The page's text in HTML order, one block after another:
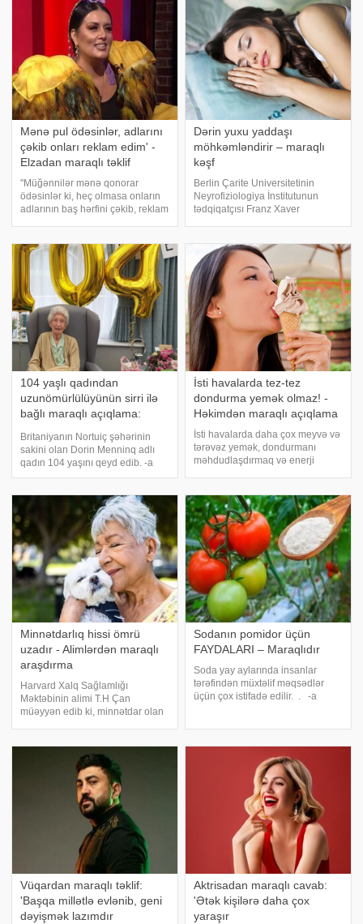
Mənə pul ödəsinlər, adlarını
çəkib onları reklam edim' -
Elzadan maraqlı təklif
"Müğənnilər mənə qonorar
ödəsinlər ki, heç olmasa onların
adlarının baş hərfini çəkib, reklam
deyib. O, məbləğ açıqlamasa da
ödənişlə şərh bildirmə
Dərin yuxu yaddaşı
möhkəmləndirir – maraqlı
kəşf
Berlin Çarite Universitetinin
Neyrofiziologiya İnstitutunun
tədqiqatçısı Franz Xaver
olunan araşdırmasında
araşdırmada dərin yuxunun
yaddaşın möhkəmlənməsinə
kömək etdiyin
104 yaşlı qadından
uzunömürlülüyünün sirri ilə
bağlı maraqlı açıqlama:
Britaniyanın Nortuiç şəhərinin
sakini olan Dorin Menninq adlı
qadın 104 yaşını qeyd edib. -a
istinadən bildirir ki, Dorin
olaraq çalışıb. Dörd nəvəsi və üç
nəticəsi olan qadın hazırda
qocala
İsti havalarda tez-tez
dondurma yemək olmaz! -
Həkimdən maraqlı açıqlama
İsti havalarda daha çox meyvə və
tərəvəz yemək, dondurmanı
məhdudlaşdırmaq və enerji
" "ya həkim Olqa Malinovskaya
deyib. "İsti havalard
Minnətdarlıq hissi ömrü
uzadır - Alimlərdən maraqlı
araşdırma
Harvard Xalq Sağlamlığı
Məktəbinin alimi T.H Çan
müəyyən edib ki, minnətdar olan
ki, araşdırmanın nəticələri "JAMA
Sodanın pomidor üçün
FAYDALARI – Maraqlıdır
Soda yay aylarında insanlar
tərəfindən müxtəlif məqsədlər
üçün çox istifadə edilir. . -a
Aqronom Anastasiya Kovrijnıx
Vüqardan maraqlı təklif:
'Başqa millətlə evlənib, geni
dəyişmək lazımdır
Aktrisadan maraqlı cavab:
'Ətək kişilərə daha çox
yaraşır